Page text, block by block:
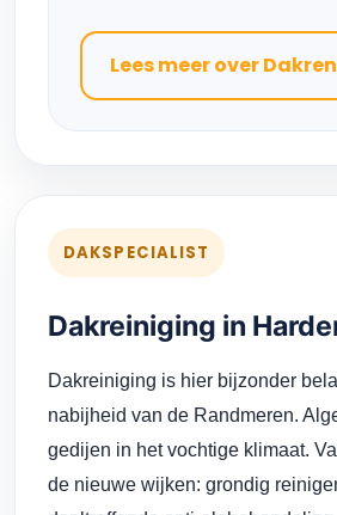
Lees meer over
DAKSPECIALIST
Dakreiniging in
Dakreiniging is hier bijzonder
nabijheid van de Randmeren.
gedijen in het vochtige klimaat.
de nieuwe wijken: grondig